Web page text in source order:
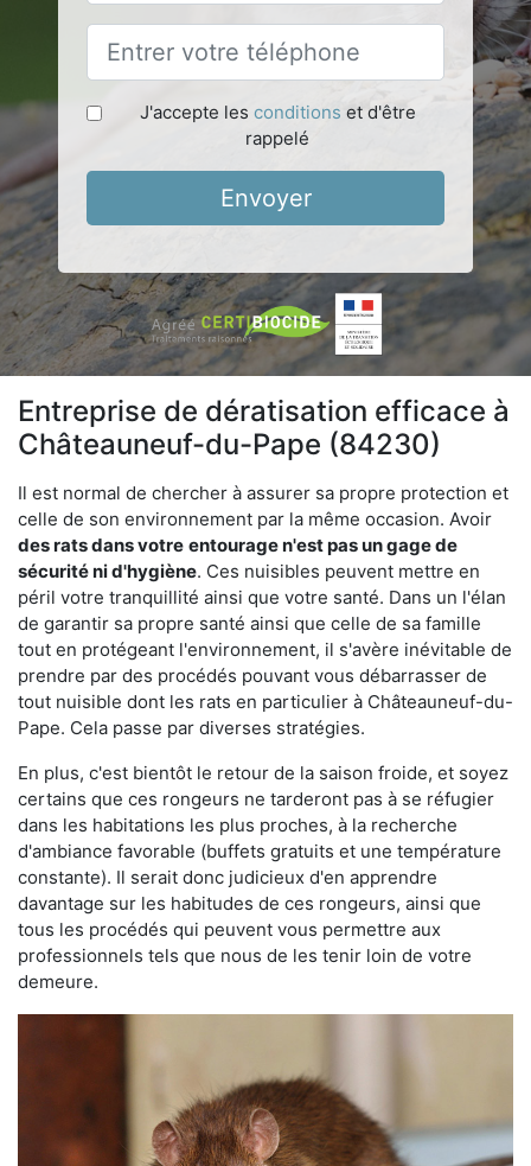
J'accepte les conditions et d'être
rappelé
Envoyer
Entreprise de dératisation efficace à
Châteauneuf-du-Pape (84230)
Il est normal de chercher à assurer sa propre protection et
celle de son environnement par la même occasion. Avoir
des rats dans votre entourage n'est pas un gage de
sécurité ni d'hygiène. Ces nuisibles peuvent mettre en
péril votre tranquillité ainsi que votre santé. Dans un l'élan
de garantir sa propre santé ainsi que celle de sa famille
tout en protégeant l'environnement, il s'avère inévitable de
prendre par des procédés pouvant vous débarrasser de
tout nuisible dont les rats en particulier à Châteauneuf-du-
Pape. Cela passe par diverses stratégies.
En plus, c'est bientôt le retour de la saison froide, et soyez
certains que ces rongeurs ne tarderont pas à se réfugier
dans les habitations les plus proches, à la recherche
d'ambiance favorable (buffets gratuits et une température
constante). Il serait donc judicieux d'en apprendre
davantage sur les habitudes de ces rongeurs, ainsi que
tous les procédés qui peuvent vous permettre aux
professionnels tels que nous de les tenir loin de votre
demeure.